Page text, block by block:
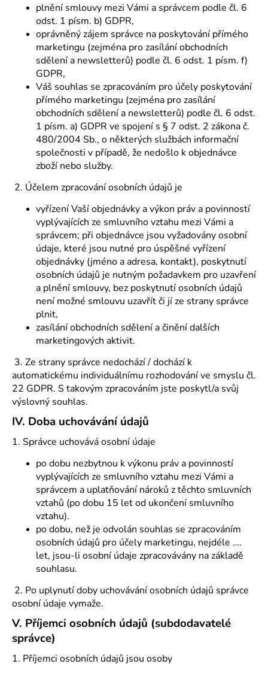
plnění smlouvy mezi Vámi a správcem podle čl. 6
odst. 1 písm. b) GDPR,
oprávněný zájem správce na poskytování přímého
marketingu (zejména pro zasílání obchodních
sdělení a newsletterů) podle čl. 6 odst. 1 písm. f)
GDPR,
Váš souhlas se zpracováním pro účely poskytování
přímého marketingu (zejména pro zasílání
obchodních sdělení a newsletterů) podle čl. 6 odst.
1 písm. a) GDPR ve spojení s § 7 odst. 2 zákona č.
480/2004 Sb., o některých službách informační
společnosti v případě, že nedošlo k objednávce
zboží nebo služby.
2. Účelem zpracování osobních údajů je
vyřízení Vaší objednávky a výkon práv a povinností
vyplývajících ze smluvního vztahu mezi Vámi a
správcem; při objednávce jsou vyžadovány osobní
údaje, které jsou nutné pro úspěšné vyřízení
objednávky (jméno a adresa, kontakt), poskytnutí
osobních údajů je nutným požadavkem pro uzavření
a plnění smlouvy, bez poskytnutí osobních údajů
není možné smlouvu uzavřít či jí ze strany správce
plnit,
zasílání obchodních sdělení a činění dalších
marketingových aktivit.
3. Ze strany správce nedochází / dochází k
automatickému individuálnímu rozhodování ve smyslu čl.
22 GDPR. S takovým zpracováním jste poskytl/a svůj
výslovný souhlas.
IV. Doba uchovávání údajů
1. Správce uchovává osobní údaje
po dobu nezbytnou k výkonu práv a povinností
vyplývajících ze smluvního vztahu mezi Vámi a
správcem a uplatňování nároků z těchto smluvních
vztahů (po dobu 15 let od ukončení smluvního
vztahu).
po dobu, než je odvolán souhlas se zpracováním
osobních údajů pro účely marketingu, nejdéle ….
let, jsou-li osobní údaje zpracovávány na základě
souhlasu.
2. Po uplynutí doby uchovávání osobních údajů správce
osobní údaje vymaže.
V. Příjemci osobních údajů (subdodavatelé
správce)
1. Příjemci osobních údajů jsou osoby
499